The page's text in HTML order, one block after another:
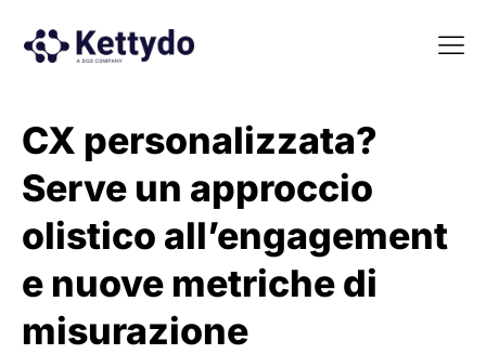
CX personalizzata?
Serve un approccio
olistico all’engagement
e nuove metriche di
misurazione